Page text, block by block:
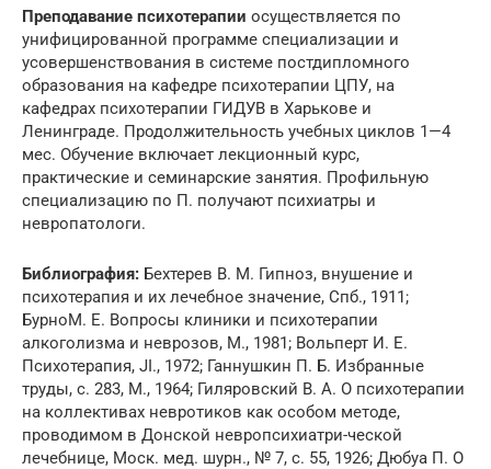
Преподавание психотерапии осуществляется по
унифицированной программе специализации и
усовершенствования в системе постдипломного
образования на кафедре психотерапии ЦПУ, на
кафедрах психотерапии ГИДУВ в Харькове и
Ленинграде. Продолжительность учебных циклов 1—4
мес. Обучение включает лекционный курс,
практические и семинарские занятия. Профильную
специализацию по П. получают психиатры и
невропатологи.
Библиография: Бехтерев В. М. Гипноз, внушение и
психотерапия и их лечебное значение, Спб., 1911;
БурноМ. Е. Вопросы клиники и психотерапии
алкоголизма и неврозов, М., 1981; Вольперт И. Е.
Психотерапия, JI., 1972; Ганнушкин П. Б. Избранные
труды, с. 283, М., 1964; Гиляровский В. А. О психотерапии
на коллективах невротиков как особом методе,
проводимом в Донской невропсихиатри-ческой
лечебнице, Моск. мед. шурн., № 7, с. 55, 1926; Дюбуа П. О